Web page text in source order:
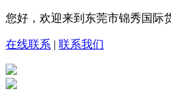
您好，欢迎来到东莞市锦秀国际
在线联系 | 联系我们